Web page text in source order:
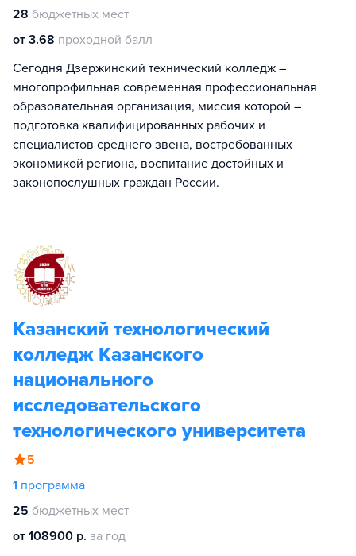
28 бюджетных мест
от 3.68 проходной балл
Сегодня Дзержинский технический колледж –
многопрофильная современная профессиональная
образовательная организация, миссия которой –
подготовка квалифицированных рабочих и
специалистов среднего звена, востребованных
экономикой региона, воспитание достойных и
законопослушных граждан России.
Казанский технологический
колледж Казанского
национального
исследовательского
технологического университета
5
1 программа
25 бюджетных мест
от 108900 р. за год